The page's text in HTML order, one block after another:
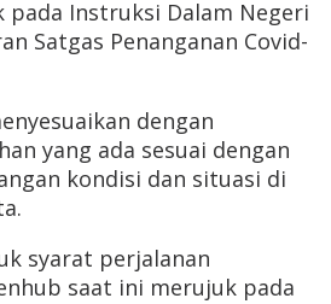
pada Instruksi Dalam Negeri
Satgas Penanganan Covid-
dengan
yang ada sesuai dengan
kondisi dan situasi di
syarat perjalanan
saat ini merujuk pada